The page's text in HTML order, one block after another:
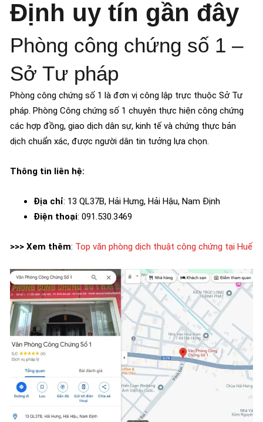
Định uy tín gần đây
Phòng công chứng số 1 –
Sở Tư pháp
Phòng công chứng số 1 là đơn vị công lập trực thuộc Sở Tư
pháp. Phòng Công chứng số 1 chuyên thực hiện công chứng
các hợp đồng, giao dịch dân sự, kinh tế và chứng thực bản
dịch chuẩn xác, được người dân tin tưởng lựa chọn.
Thông tin liên hệ:
Địa chỉ: 13 QL37B, Hải Hưng, Hải Hậu, Nam Định
Điện thoại: 091.530.3469
>>> Xem thêm: Top văn phòng dịch thuật công chứng tại Huế